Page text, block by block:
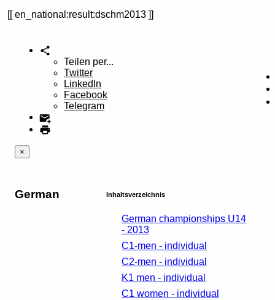
en_national:result:dschm2013
Teilen per...
Twitter
LinkedIn
Facebook
Telegram
×
Inhaltsverzeichnis
German championships U14
- 2013
C1-men - individual
C2-men - individual
K1 men - individual
C1 women - individual
German